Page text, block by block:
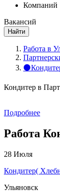
Компаний
Вакансий
Найти
Работа в
Кондитер в
Подробнее
Работа
28 Июля
Кондитер(
Ульяновск